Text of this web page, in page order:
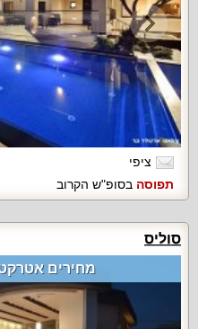
ציפי
תפוסה בסופ"ש הקרוב
סוליס
מחירים